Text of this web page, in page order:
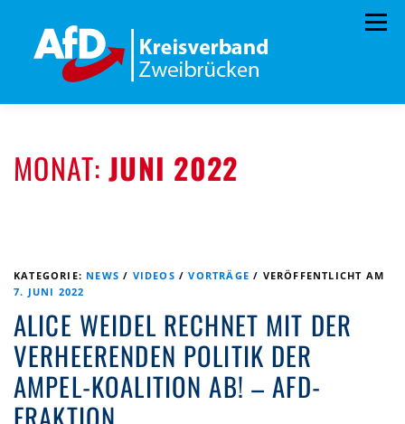
springen
Menü
PROGRAMM VORSTAND
MONAT: JUNI 2022
KATEGORIE: NEWS / VIDEOS /VORTRÄGE / VERÖFFENTLICHT AM
7. JUNI 2022
ALICE WEIDEL RECHNET MIT DER
VERHEERENDEN POLITIK DER
AMPEL-KOALITION AB! – AFD-